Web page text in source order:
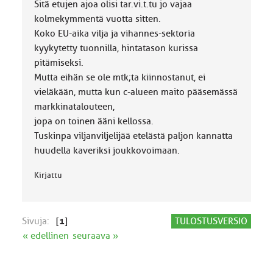
Sitä etujen ajoa olisi tar.vi.t.tu jo vajaa
kolmekymmentä vuotta sitten.
Koko EU-aika vilja ja vihannes-sektoria
kyykytetty tuonnilla, hintatason kurissa
pitämiseksi.
Mutta eihän se ole mtk;ta kiinnostanut, ei
vieläkään, mutta kun c-alueen maito pääsemässä
markkinatalouteen,
jopa on toinen ääni kellossa.
Tuskinpa viljanviljelijää etelästä paljon kannatta
huudella kaveriksi joukkovoimaan.
Kirjattu
TULOSTUSVERSIO
Sivuja: [1]
« edellinen seuraava »